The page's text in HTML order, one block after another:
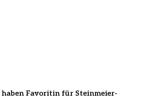
haben Favoritin für Steinmeier-